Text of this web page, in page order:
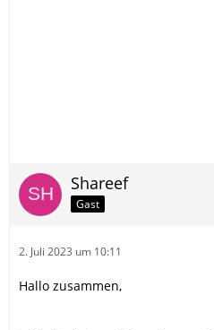
Shareef
Gast
2. Juli 2023 um 10:11
Hallo zusammen,